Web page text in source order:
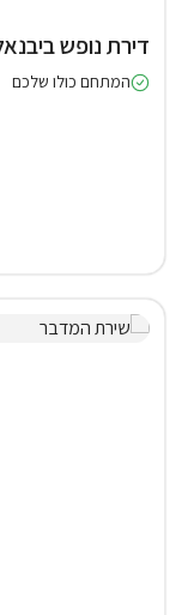
דירת נופש
המתחם כולו שלכם